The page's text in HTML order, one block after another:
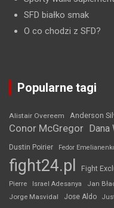
SFD białko smak
O co chodzi z SFD?
Popularne tagi
Alistair Overeem Anderson
Conor McGregor Dana
Dustin Poirier Fedor
fight24.pl Fight
Pierre
Israel Adesanya Jan
Jorge Masvidal Jose Aldo